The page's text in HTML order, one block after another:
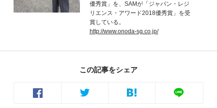
優秀賞」を、SAMが「ジャパン・レジ
リエンス・アワード2018優秀賞」を受
賞している。
http://www.onoda-sg.co.jp/
この記事をシェア